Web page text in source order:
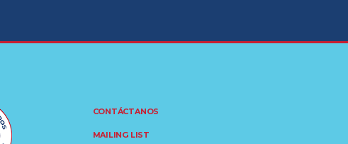
CONTÁCTANOS
MAILING LIST